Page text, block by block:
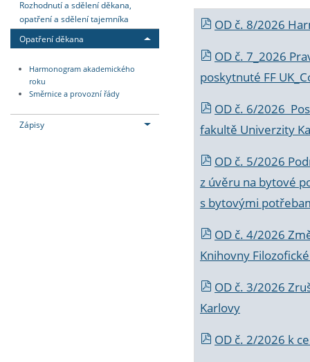
Rozhodnutí a sdělení děkana,
opatření a sdělení tajemníka
Opatření děkana
Harmonogram akademického
roku
Směrnice a provozní řády
Zápisy
OD č. 8/2026
OD č. 7_2026
poskytnuté FF
OD č. 6/2026
fakultě Univerzity
OD č. 5/2026
z úvěru na bytové
s bytovými
OD č. 4/2026
Knihovny
OD č. 3/2026
Karlovy
OD č. 2/2026 k